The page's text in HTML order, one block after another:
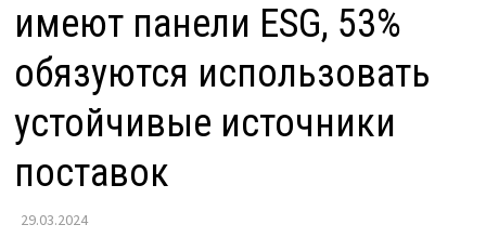
имеют панели ESG, 53%
обязуются использовать
устойчивые источники
поставок
29.03.2024